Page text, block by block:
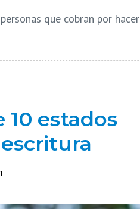
que cobran por hacer
10 estados